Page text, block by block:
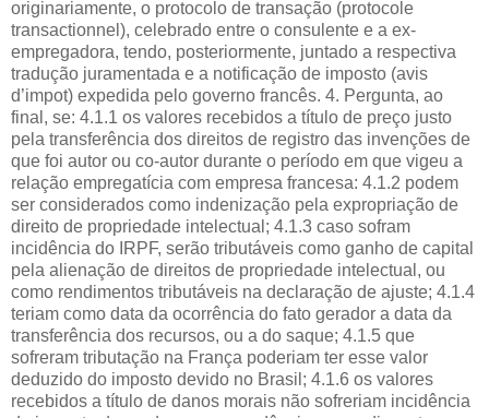
originariamente, o protocolo de transação (protocole
transactionnel), celebrado entre o consulente e a ex-
empregadora, tendo, posteriormente, juntado a respectiva
tradução juramentada e a notificação de imposto (avis
d’impot) expedida pelo governo francês. 4. Pergunta, ao
final, se: 4.1.1 os valores recebidos a título de preço justo
pela transferência dos direitos de registro das invenções de
que foi autor ou co-autor durante o período em que vigeu a
relação empregatícia com empresa francesa: 4.1.2 podem
ser considerados como indenização pela expropriação de
direito de propriedade intelectual; 4.1.3 caso sofram
incidência do IRPF, serão tributáveis como ganho de capital
pela alienação de direitos de propriedade intelectual, ou
como rendimentos tributáveis na declaração de ajuste; 4.1.4
teriam como data da ocorrência do fato gerador a data da
transferência dos recursos, ou a do saque; 4.1.5 que
sofreram tributação na França poderiam ter esse valor
deduzido do imposto devido no Brasil; 4.1.6 os valores
recebidos a título de danos morais não sofreriam incidência